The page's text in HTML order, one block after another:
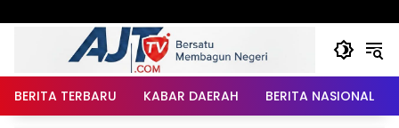
BERITA TERBARU KABAR DAERAH BERITA NASIONAL